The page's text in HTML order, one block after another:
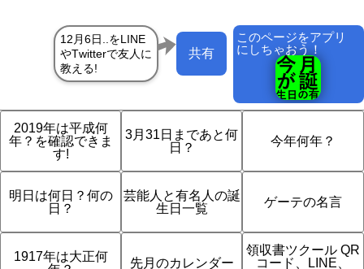
このページをアプリ
にしちゃおう！
共有
2019年は平成何
年？を確認できま
す!
3月31日まであと何
日？
今年何年？
明日は何日？何の
日？
芸能人と有名人の誕
生日一覧
ゲーテの名言
1917年は大正何
先月のカレンダー
領収書ツクール QR
コード、LINE、